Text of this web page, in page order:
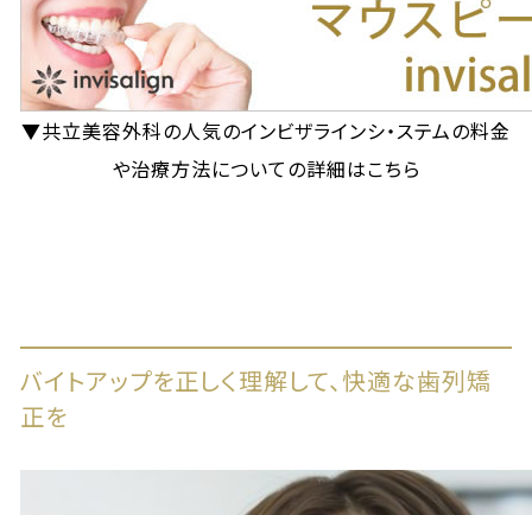
▼共立美容外科の人気のインビザラインシ・ステムの料金
や治療方法についての詳細はこちら
バイトアップを正しく理解して、快適な歯列矯
正を